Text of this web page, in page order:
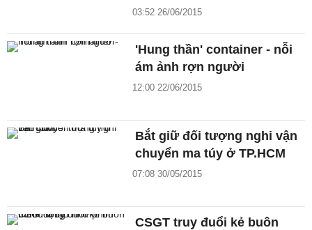
03:52 26/06/2015
'Hung thần' container - nỗi
ám ảnh rợn người
12:00 22/06/2015
Bắt giữ đối tượng nghi vận
chuyển ma túy ở TP.HCM
07:08 30/05/2015
CSGT truy đuổi kẻ buôn